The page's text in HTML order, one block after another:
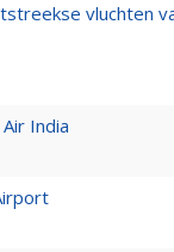
vluchten
India